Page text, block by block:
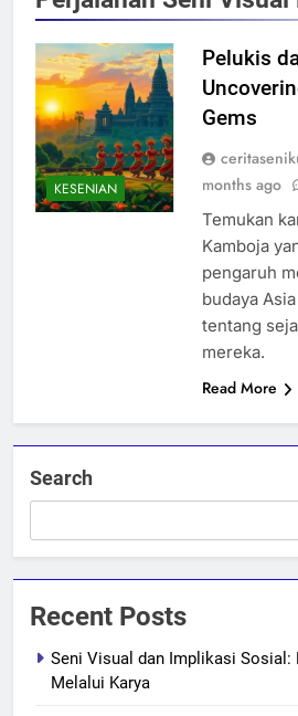
KESENIAN
Pelukis
Gems
months ago
Temukan
Kamboja
pengaruh
budaya
tentang
mereka.
Read More
Search
Recent Posts
Seni Visual dan Implikasi Sosial:
Melalui Karya